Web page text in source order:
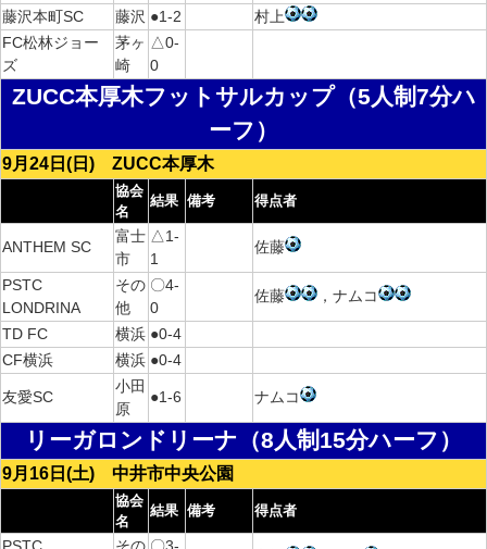
藤沢本町SC 藤沢 ●1-2
村上
FC松林ジョー
ズ
茅ヶ
崎
△0-
0
ZUCC本厚木フットサルカップ（5人制7分ハ
ーフ）
9月24日(日) ZUCC本厚木
協会
名
結果 備考 得点者
ANTHEM SC
富士
市
△1-
1
佐藤
PSTC
LONDRINA
その
他
〇4-
0
佐藤 ，ナムコ
TD FC 横浜 ●0-4
CF横浜
横浜 ●0-4
友愛SC
小田
原
●1-6 ナムコ
リーガロンドリーナ（8人制15分ハーフ）
9月16日(土) 中井市中央公園
協会
名
結果 備考 得点者